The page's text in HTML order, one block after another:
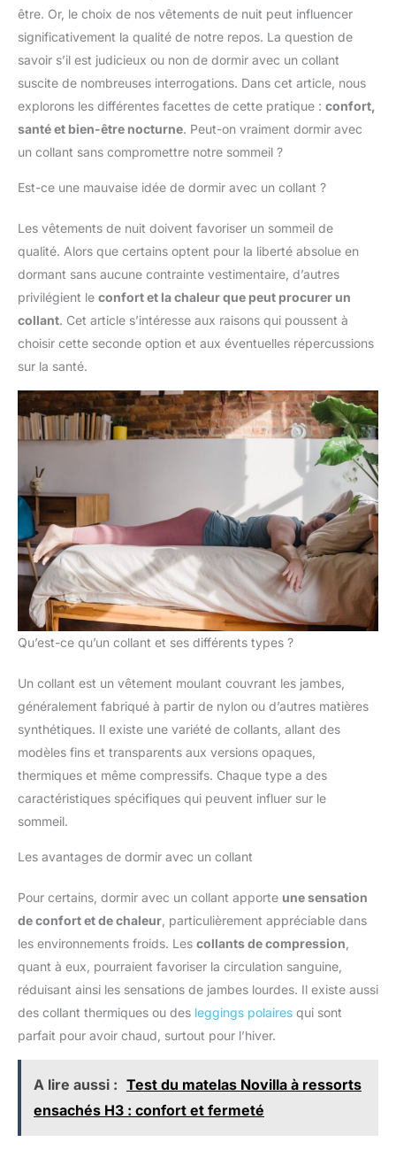
être. Or, le choix de nos vêtements de nuit peut influencer
significativement la qualité de notre repos. La question de
savoir s’il est judicieux ou non de dormir avec un collant
suscite de nombreuses interrogations. Dans cet article, nous
explorons les différentes facettes de cette pratique : confort,
santé et bien-être nocturne. Peut-on vraiment dormir avec
un collant sans compromettre notre sommeil ?
Est-ce une mauvaise idée de dormir avec un collant ?
Les vêtements de nuit doivent favoriser un sommeil de
qualité. Alors que certains optent pour la liberté absolue en
dormant sans aucune contrainte vestimentaire, d’autres
privilégient le confort et la chaleur que peut procurer un
collant. Cet article s’intéresse aux raisons qui poussent à
choisir cette seconde option et aux éventuelles répercussions
sur la santé.
Qu’est-ce qu’un collant et ses différents types ?
Un collant est un vêtement moulant couvrant les jambes,
généralement fabriqué à partir de nylon ou d’autres matières
synthétiques. Il existe une variété de collants, allant des
modèles fins et transparents aux versions opaques,
thermiques et même compressifs. Chaque type a des
caractéristiques spécifiques qui peuvent influer sur le
sommeil.
Les avantages de dormir avec un collant
Pour certains, dormir avec un collant apporte une sensation
de confort et de chaleur , particulièrement appréciable dans
les environnements froids. Les collants de compression
quant à eux, pourraient favoriser la circulation sanguine,
réduisant ainsi les sensations de jambes lourdes. Il existe aussi
des collant thermiques ou des leggings polaires qui sont
parfait pour avoir chaud, surtout pour l’hiver.
A lire aussi : Test du matelas Novilla à ressorts
ensachés H3 : confort et fermeté